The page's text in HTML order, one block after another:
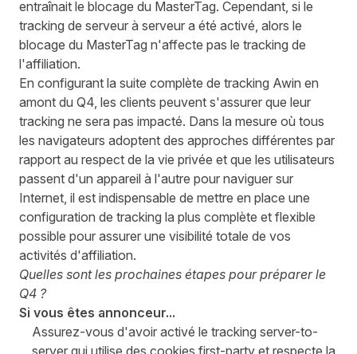
entraînait le blocage du MasterTag. Cependant, si le
tracking de serveur à serveur a été activé, alors le
blocage du MasterTag n'affecte pas le tracking de
l'affiliation.
En configurant la suite complète de tracking Awin en
amont du Q4, les clients peuvent s'assurer que leur
tracking ne sera pas impacté. Dans la mesure où tous
les navigateurs adoptent des approches différentes par
rapport au respect de la vie privée et que les utilisateurs
passent d'un appareil à l'autre pour naviguer sur
Internet, il est indispensable de mettre en place une
configuration de tracking la plus complète et flexible
possible pour assurer une visibilité totale de vos
activités d'affiliation.
Quelles sont les prochaines étapes pour préparer le
Q4 ?
Si vous êtes annonceur...
Assurez-vous d'avoir activé le tracking server-to-
server qui utilise des cookies first-party et respecte la